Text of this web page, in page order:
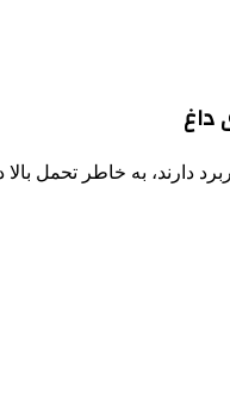
داغ
به خاطر تحمل بالا